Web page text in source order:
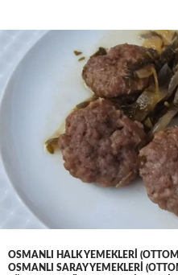
OSMANLI HALK YEMEKLERI
OSMANLI SARAY YEMEKLERI